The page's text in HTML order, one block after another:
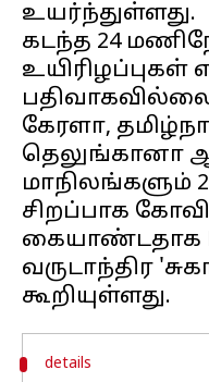
உயர்ந்துள்ளது.
கடந்த 24
உயிரிழப்புகள்
கேரளா,
தெலுங்கானா
மாநிலங்களும்
சிறப்பாக
கையாண்டதாக
வருடாந்திர
details